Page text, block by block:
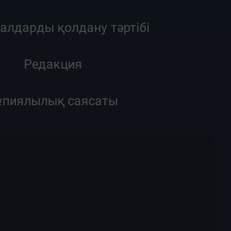
қолдану тәртібі
Редакция
саясаты